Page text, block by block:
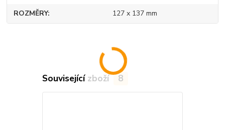
ROZMĚRY 127 x 137 mm
Související zboží 8